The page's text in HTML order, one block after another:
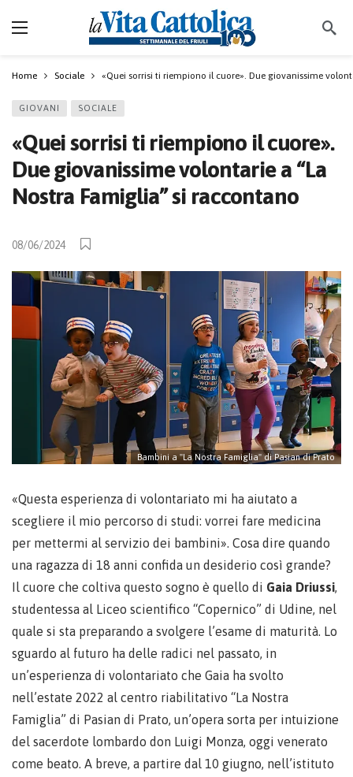
Home Sociale «Quei sorrisi ti riempiono il cuore». Due giovanissime
GIOVANI SOCIALE
«Quei sorrisi ti riempiono il cuore».
Due giovanissime volontarie a “La
Nostra Famiglia” si raccontano
08/06/2024
Bambini a "La Nostra Famiglia" di Pasian di Prato
«Questa esperienza di volontariato mi ha aiutato a
scegliere il mio percorso di studi: vorrei fare medicina
per mettermi al servizio dei bambini». Cosa dire quando
una ragazza di 18 anni confida un desiderio così grande?
Il cuore che coltiva questo sogno è quello di Gaia Driussi,
studentessa al Liceo scientifico “Copernico” di Udine, nel
quale si sta preparando a svolgere l’esame di maturità. Lo
sguardo al futuro ha delle radici nel passato, in
un’esperienza di volontariato che Gaia ha svolto
nell’estate 2022 al centro riabilitativo “La Nostra
Famiglia” di Pasian di Prato, un’opera sorta per intuizione
del sacerdote lombardo don Luigi Monza, oggi venerato
come beato. A breve, a partire dal 10 giugno, nell’istituto